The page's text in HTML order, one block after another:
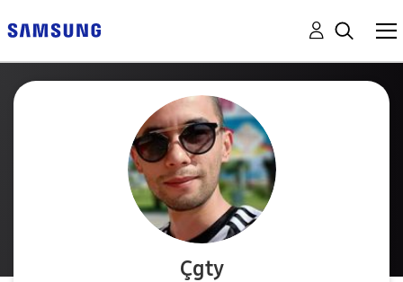
Çgty